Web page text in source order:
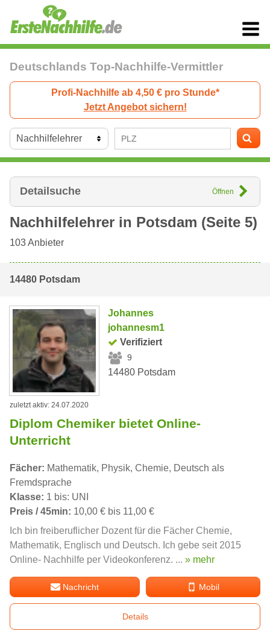
Deutschlands Top-Nachhilfe-Vermittler
Profi-Nachhilfe ab 4,50 € pro Stunde*
Jetzt Angebot sichern!
Detailsuche Öffnen
Nachhilfelehrer in Potsdam (Seite 5)
103Anbieter
14480 Potsdam
Johannes
johannesm1
Verifiziert
9
14480 Potsdam
zuletzt aktiv: 24.07.2020
Diplom Chemiker bietet Online-
Unterricht
Fächer: Mathematik, Physik, Chemie, Deutsch als
Fremdsprache
Klasse: 1 bis: UNI
Preis / 45min: 10,00 € bis 11,00 €
Ich bin freiberuflicher Dozent für die Fächer Chemie,
Mathematik, Englisch und Deutsch. Ich gebe seit 2015
Online- Nachhilfe per Videokonferenz. ... » mehr
Nachricht Mobil
Details